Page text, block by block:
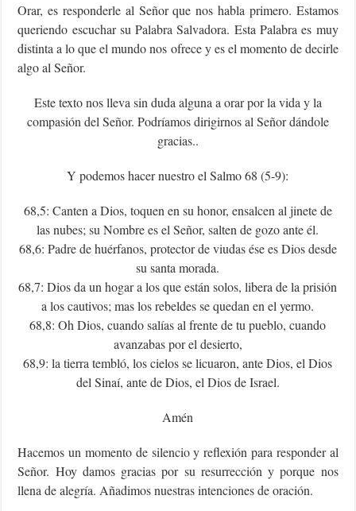
Orar, es responderle al Señor que nos habla primero. Estamos
queriendo escuchar su Palabra Salvadora. Esta Palabra es muy
distinta a lo que el mundo nos ofrece y es el momento de decirle
algo al Señor.
Este texto nos lleva sin duda alguna a orar por la vida y la
compasión del Señor. Podríamos dirigirnos al Señor dándole
gracias..
Y podemos hacer nuestro el Salmo 68 (5-9):
68,5: Canten a Dios, toquen en su honor, ensalcen al jinete de
las nubes; su Nombre es el Señor, salten de gozo ante él.
68,6: Padre de huérfanos, protector de viudas ése es Dios desde
su santa morada.
68,7: Dios da un hogar a los que están solos, libera de la prisión
a los cautivos; mas los rebeldes se quedan en el yermo.
68,8: Oh Dios, cuando salías al frente de tu pueblo, cuando
avanzabas por el desierto,
68,9: la tierra tembló, los cielos se licuaron, ante Dios, el Dios
del Sinaí, ante de Dios, el Dios de Israel.
Amén
Hacemos un momento de silencio y reflexión para responder al
Señor. Hoy damos gracias por su resurrección y porque nos
llena de alegría. Añadimos nuestras intenciones de oración.